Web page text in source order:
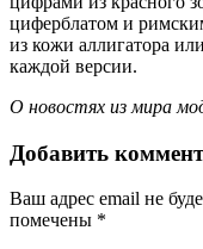
циферблатом и
из кожи аллигатора
каждой версии.
О новостях из мира
Добавить
Ваш адрес email не
помечены *